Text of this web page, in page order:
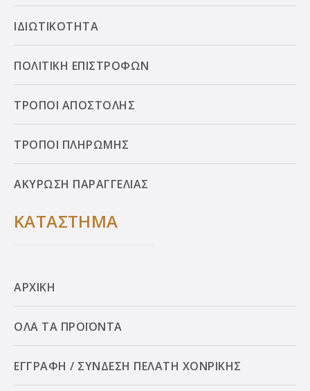
ΙΔΙΩΤΙΚΟΤΗΤΑ
ΠΟΛΙΤΙΚΗ ΕΠΙΣΤΡΟΦΩΝ
ΤΡΟΠΟΙ ΑΠΟΣΤΟΛΗΣ
ΤΡΟΠΟΙ ΠΛΗΡΩΜΗΣ
ΑΚΥΡΩΣΗ ΠΑΡΑΓΓΕΛΙΑΣ
ΚΑΤΑΣΤΗΜΑ
ΑΡΧΙΚΗ
ΟΛΑ ΤΑ ΠΡΟΪΟΝΤΑ
ΕΓΓΡΑΦΗ / ΣΥΝΔΕΣΗ ΠΕΛΑΤΗ ΧΟΝΡΙΚΗΣ